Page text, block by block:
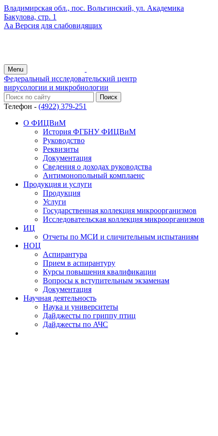
Владимирская обл., пос. Вольгинский, ул. Академика
Бакулова, стр. 1
Аа Версия для слабовидящих
Menu
Федеральный исследовательский центр
вирусологии и микробиологии
Телефон - (4922) 379-251
О ФИЦВиМ
История ФГБНУ ФИЦВиМ
Руководство
Реквизиты
Документация
Сведения о доходах руководства
Антимонопольный комплаенс
Продукция и услуги
Продукция
Услуги
Государственная коллекция микроорганизмов
Исследовательская коллекция микроорганизмов
ИЦ
Отчеты по МСИ и сличительным испытаниям
НОЦ
Аспирантура
Прием в аспирантуру
Курсы повышения квалификации
Вопросы к вступительным экзаменам
Документация
Научная деятельность
Наука и университеты
Дайджесты по гриппу птиц
Дайджесты по АЧС